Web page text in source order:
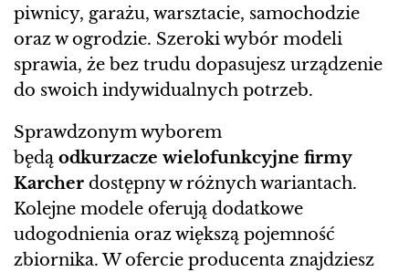
piwnicy, garażu, warsztacie, samochodzie
oraz w ogrodzie. Szeroki wybór modeli
sprawia, że bez trudu dopasujesz urządzenie
do swoich indywidualnych potrzeb.
Sprawdzonym wyborem
będą odkurzacze wielofunkcyjne firmy
Karcher dostępny w różnych wariantach.
Kolejne modele oferują dodatkowe
udogodnienia oraz większą pojemność
zbiornika. W ofercie producenta znajdziesz